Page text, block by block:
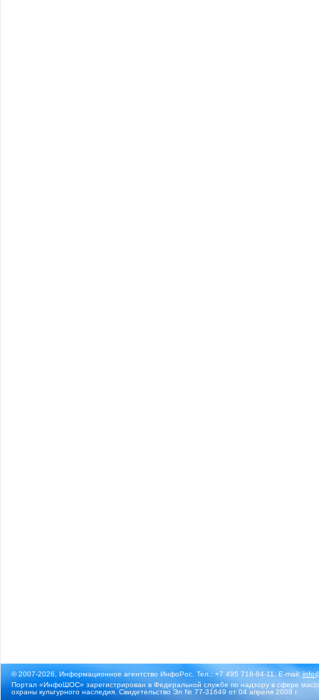
© 2007-2026, Информационное агентство ИнфоРос. Тел.: +7 495 718-84-11, E-mail:
Портал «ИнфоШОС» зарегистрирован в Федеральной службе по надзору в сфере
охраны культурного наследия. Свидетельство Эл № 77-31649 от 04 апреля 2008 г.